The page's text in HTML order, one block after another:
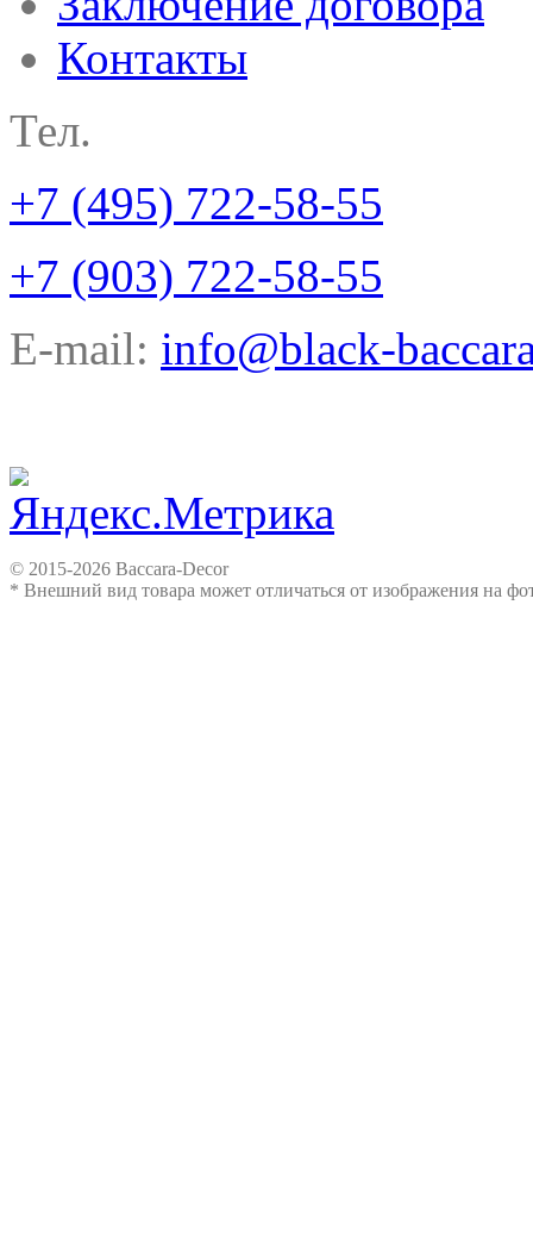
Контакты
Тел.
+7 (495) 722-58-55
+7 (903) 722-58-55
E-mail: info@black-
© 2015-2026 Baccara-Decor
* Внешний вид товара может отличаться от изображения на